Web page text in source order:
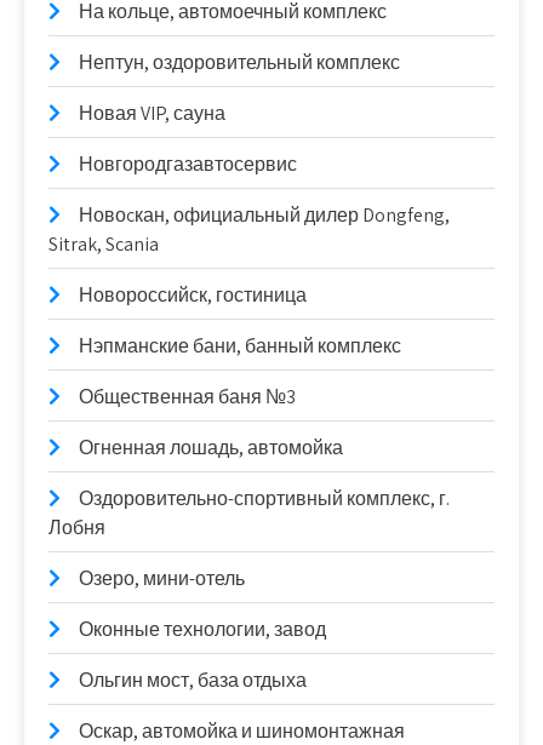
На кольце, автомоечный комплекс
Нептун, оздоровительный комплекс
Новая VIP, сауна
Новгородгазавтосервис
Новоcкан, официальный дилер Dongfeng,
Sitrak, Scania
Новороссийск, гостиница
Нэпманские бани, банный комплекс
Общественная баня №3
Огненная лошадь, автомойка
Оздоровительно-спортивный комплекс, г.
Лобня
Озеро, мини-отель
Оконные технологии, завод
Ольгин мост, база отдыха
Оскар, автомойка и шиномонтажная